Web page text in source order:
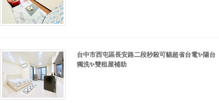
台中市西屯區長安路二段秒殺可貓超省台電✨陽台
獨洗✨雙租屋補助